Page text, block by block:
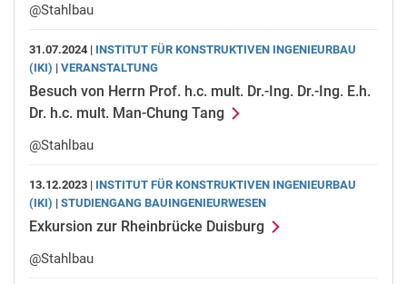
@Stahlbau
31.07.2024 | INSTITUT FÜR KONSTRUKTIVEN INGENIEURBAU
(IKI) | VERANSTALTUNG
Besuch von Herrn Prof. h.c. mult. Dr.-Ing. Dr.-Ing. E.h.
Dr. h.c. mult. Man-Chung Tang
@Stahlbau
13.12.2023 | INSTITUT FÜR KONSTRUKTIVEN INGENIEURBAU
(IKI) | STUDIENGANG BAUINGENIEURWESEN
Exkursion zur Rheinbrücke Duisburg
@Stahlbau